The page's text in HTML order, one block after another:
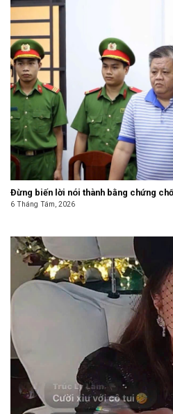
Đừng biến lời nói thành bằng chứng
6 Tháng Tám, 2026